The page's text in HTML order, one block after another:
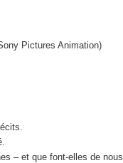
Pictures Animation)
– et que font-elles de